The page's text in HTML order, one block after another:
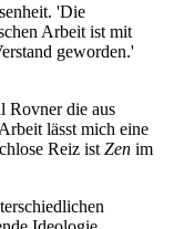
'Die
Arbeit ist mit
geworden.'
Rovner die aus
lässt mich eine
Reiz ist Zen im